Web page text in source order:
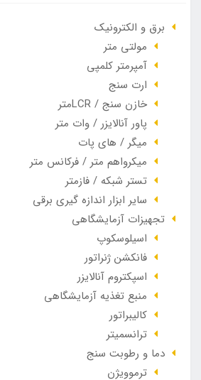
برق و الکترونیک
مولتی متر
آمپرمتر کلمپی
ارت سنج
خازن سنج / LCRمتر
پاور آنالایزر / وات متر
میگر / های پات
میکرواهم متر / فرکانس متر
تستر شبکه / فازمتر
سایر ابزار اندازه گیری برقی
تجهیزات آزمایشگاهی
اسیلوسکوپ
فانکشن ژنراتور
اسپکتروم آنالایزر
منبع تغذیه آزمایشگاهی
کالیبراتور
ترانسمیتر
دما و رطوبت سنج
ترموویژن